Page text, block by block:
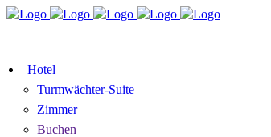
Hotel
Turmwächter-Suite
Zimmer
Buchen